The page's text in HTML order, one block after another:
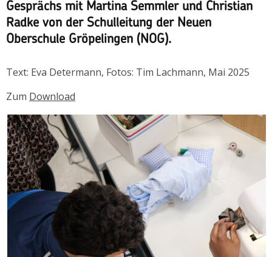
Gesprächs mit Martina Semmler und Christian
Radke von der Schulleitung der Neuen
Oberschule Gröpelingen (NOG).
Text: Eva Determann, Fotos: Tim Lachmann, Mai 2025
Zum Download